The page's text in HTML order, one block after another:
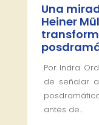
Una
Heiner
Por Indra
de señalar
antes de...